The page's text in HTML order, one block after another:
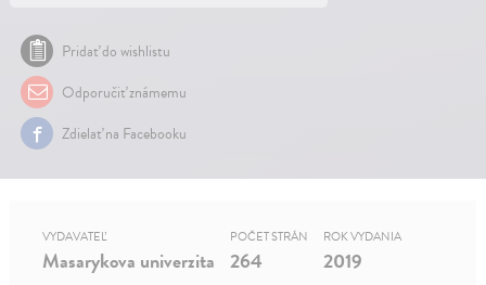
Pridať do wishlistu
Odporučiť známemu
Zdielať na Facebooku
VYDAVATEĽ
Masarykova univerzita
POČET STRÁN
264
ROK VYDANIA
2019